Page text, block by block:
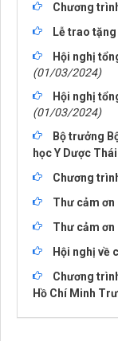
Chương
Lễ trao
Hội nghị
(01/03/2024)
Hội nghị
(01/03/2024)
Bộ trưởng
học Y Dược
Chương
Thư cảm ơn
Thư cảm
Hội nghị về
Chương
Hồ Chí Minh